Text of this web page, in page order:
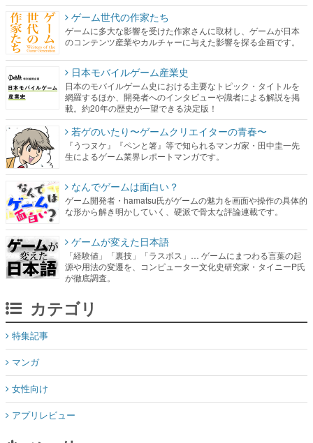
ゲーム世代の作家たち
ゲームに多大な影響を受けた作家さんに取材し、ゲームが日本
のコンテンツ産業やカルチャーに与えた影響を探る企画です。
日本モバイルゲーム産業史
日本のモバイルゲーム史における主要なトピック・タイトルを
網羅するほか、開発者へのインタビューや識者による解説を掲
載。約20年の歴史が一望できる決定版！
若ゲのいたり〜ゲームクリエイターの青春〜
『うつヌケ』『ペンと箸』等で知られるマンガ家・田中圭一先
生によるゲーム業界レポートマンガです。
なんでゲームは面白い？
ゲーム開発者・hamatsu氏がゲームの魅力を画面や操作の具体的
な形から解き明かしていく、硬派で骨太な評論連載です。
ゲームが変えた日本語
「経験値」「裏技」「ラスボス」… ゲームにまつわる言葉の起
源や用法の変遷を、コンピューター文化史研究家・タイニーP氏
が徹底調査。
カテゴリ
特集記事
マンガ
女性向け
アプリレビュー